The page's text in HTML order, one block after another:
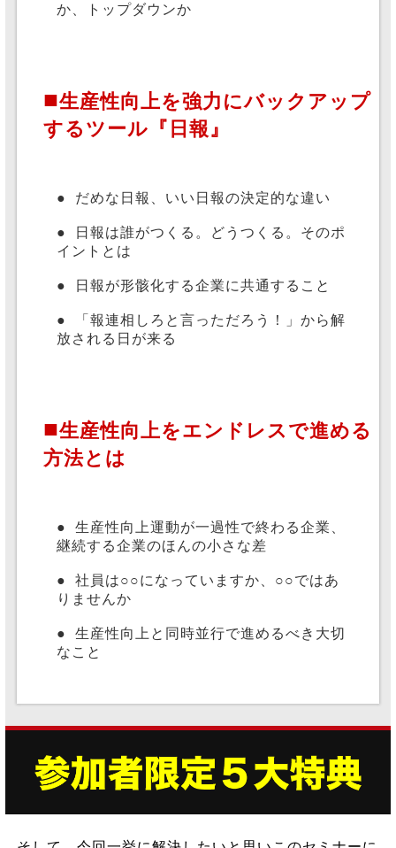
か、トップダウンか
■生産性向上を強力にバックアップ
するツール『日報』
● だめな日報、いい日報の決定的な違い
●
日報は誰がつくる。どうつくる。そのポ
イントとは
● 日報が形骸化する企業に共通すること
●
「報連相しろと言っただろう！」から解
放される日が来る
■生産性向上をエンドレスで進める
方法とは
●
生産性向上運動が一過性で終わる企業、
継続する企業のほんの小さな差
●
社員は○○になっていますか、○○ではあ
りませんか
●
生産性向上と同時並行で進めるべき大切
なこと